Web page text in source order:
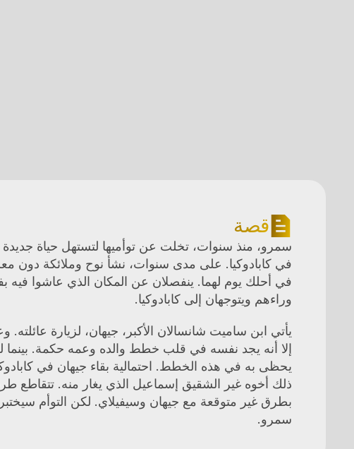
قصة
وراءهم ويتوجهان إلى كابادوكيا.
سمرو.